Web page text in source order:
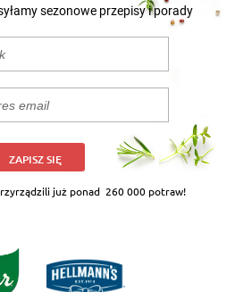
sezonowe przepisy i porady
ZAPISZ SIĘ
już ponad 260 000 potraw!